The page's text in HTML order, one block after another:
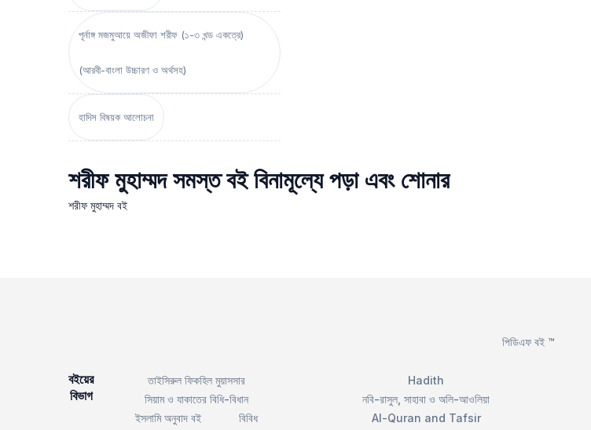
পূর্নাঙ্গ মজমুআয়ে অজীফা শরীফ (১-৩ খন্ড একত্রে)
(আরবী-বাংলা উচ্চারণ ও অর্থসহ)
হাদিস বিষয়ক আলোচনা
শরীফ মুহাম্মদ সমস্ত বই বিনামূল্যে পড়া এবং শোনার
শরীফ মুহাম্মদ বই
পিডিএফ বই ™
বইয়ের
বিভাগ
তাইসিরুল ফিকহিল মুয়াসসার
সিয়াম ও যাকাতের বিধি-বিধান
ইসলামি অনুবাদ বই
বিবিধ
Hadith
নবি-রাসুল, সাহাবা ও অলি-আওলিয়া
Al-Quran and Tafsir